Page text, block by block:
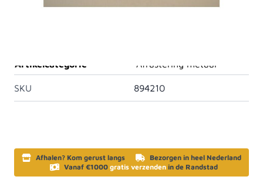
Artikelcategorie
Afrastering metaal
SKU 894210
Afhalen? Kom gerust langs
Bezorgen in heel Nederland
Vanaf €1000 gratis verzenden in de Randstad